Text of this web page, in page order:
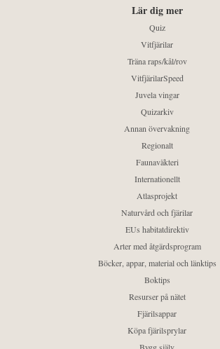
Lär dig mer
Quiz
Vitfjärilar
Träna raps/kål/rov
VitfjärilarSpeed
Juvela vingar
Quizarkiv
Annan övervakning
Regionalt
Faunaväkteri
Internationellt
Atlasprojekt
Naturvård och fjärilar
EUs habitatdirektiv
Arter med åtgärdsprogram
Böcker, appar, material och länktips
Boktips
Resurser på nätet
Fjärilsappar
Köpa fjärilsprylar